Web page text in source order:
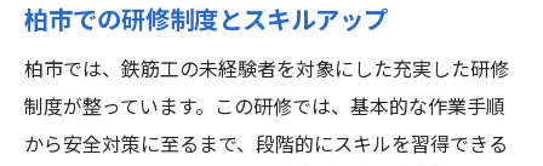
柏市での研修制度とスキルアップ
柏市では、鉄筋工の未経験者を対象にした充実した研修
制度が整っています。この研修では、基本的な作業手順
から安全対策に至るまで、段階的にスキルを習得できる